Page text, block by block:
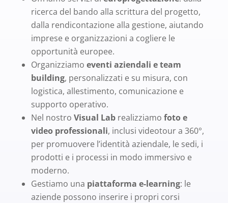
ricerca del bando alla scrittura del progetto,
dalla rendicontazione alla gestione, aiutando
imprese e organizzazioni a cogliere le
opportunità europee.
Organizziamo eventi aziendali e team
building, personalizzati e su misura, con
logistica, allestimento, comunicazione e
supporto operativo.
Nel nostro Visual Labrealizziamo foto e
video professionali, inclusi videotour a 360°,
per promuovere l’identità aziendale, le sedi, i
prodotti e i processi in modo immersivo e
moderno.
Gestiamo una piattaforma e-learning: le
aziende possono inserire i propri corsi